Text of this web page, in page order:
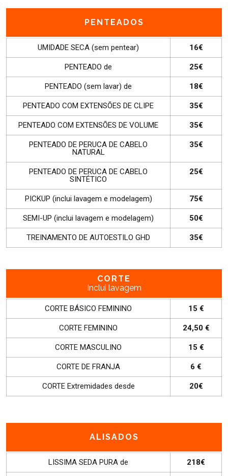
PENTEADOS
UMIDADE SECA (sem pentear) 16€
PENTEADO de 25€
PENTEADO (sem lavar) de 18€
PENTEADO COM EXTENSÕES DE CLIPE 35€
PENTEADO COM EXTENSÕES DE VOLUME 35€
PENTEADO DE PERUCA DE CABELO
NATURAL
35€
PENTEADO DE PERUCA DE CABELO
SINTÉTICO
25€
PICKUP (inclui lavagem e modelagem) 75€
SEMI-UP (inclui lavagem e modelagem) 50€
TREINAMENTO DE AUTOESTILO GHD 35€
CORTE
Inclui lavagem
CORTE BÁSICO FEMININO 15 €
CORTE FEMININO 24,50 €
CORTE MASCULINO 15 €
CORTE DE FRANJA 6 €
CORTE Extremidades desde 20€
ALISADOS
LISSIMA SEDA PURA de 218€